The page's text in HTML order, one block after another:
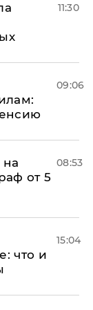
11:30
09:06
на
от 5
08:53
что и
15:04